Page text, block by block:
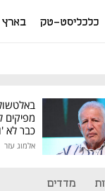
כלכליסט-טק בארץ
מפיקים
כבר לא
של גילעד"
אלמוג עזר
מדדים